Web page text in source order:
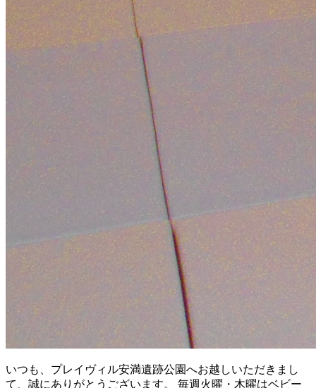
いつも、プレイヴィル安満遺跡公園へお越しいただきまし
て、誠にありがとうございます。 毎週火曜・木曜はベビー